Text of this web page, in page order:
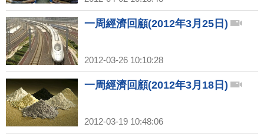
一周經濟回顧(2012年3月25日)
2012-03-26 10:10:28
一周經濟回顧(2012年3月18日)
2012-03-19 10:48:06